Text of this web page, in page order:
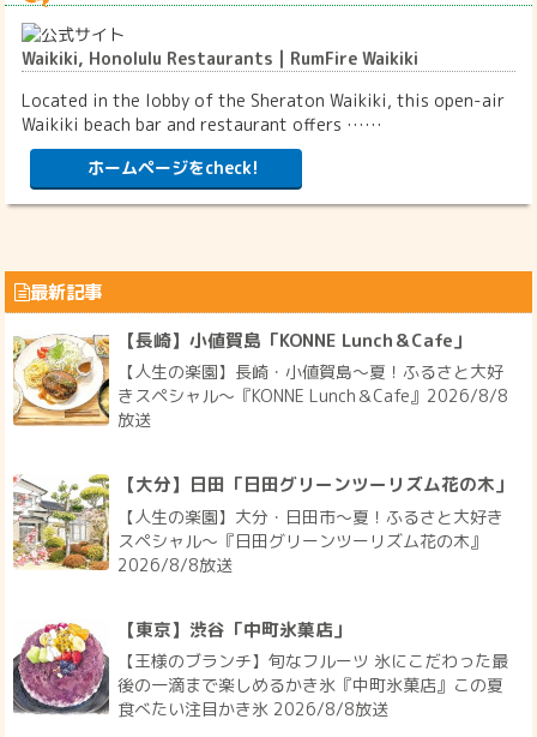
Waikiki, Honolulu Restaurants | RumFire Waikiki
Located in the lobby of the Sheraton Waikiki, this open-air
Waikiki beach bar and restaurant offers ……
ホームページをcheck!
最新記事
【長崎】小値賀島「KONNE Lunch＆Cafe」
【人生の楽園】長崎・小値賀島～夏！ふるさと大好
きスペシャル～『KONNE Lunch＆Cafe』2026/8/8
放送
【大分】日田「日田グリーンツーリズム花の木」
【人生の楽園】大分・日田市～夏！ふるさと大好き
スペシャル～『日田グリーンツーリズム花の木』
2026/8/8放送
【東京】渋谷「中町氷菓店」
【王様のブランチ】旬なフルーツ 氷にこだわった最
後の一滴まで楽しめるかき氷『中町氷菓店』この夏
食べたい注目かき氷 2026/8/8放送